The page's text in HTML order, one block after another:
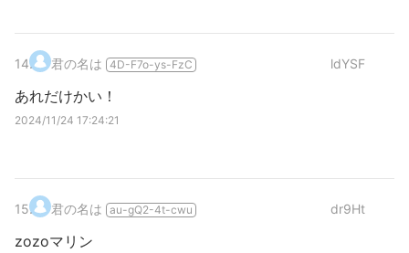
14. 君の名は 4D-F7o-ys-FzC ldYSF
あれだけかい！
2024/11/24 17:24:21
15. 君の名は au-gQ2-4t-cwu dr9Ht
zozoマリン